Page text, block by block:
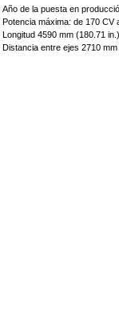
Año de la puesta en
Potencia máxima: de 170 CV
Longitud 4590 mm (180.71
Distancia entre ejes 2710